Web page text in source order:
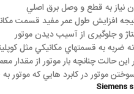
نياز به قطع و وصل برق اصلي
افزايش طول عمر مفيد قسمت
و جلوگيری از آسيب ديدن موتور
ضربه به قسمتهاي مکانيکي مثل
اين حالت چنانچه بار موتور از
موتور در کابرد هايي که
Siemens